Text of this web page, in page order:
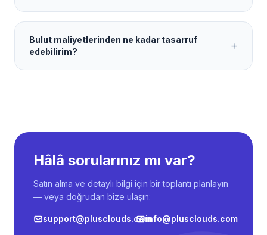
Bulut maliyetlerinden ne kadar tasarruf
edebilirim?
+
Hâlâ sorularınız mı var?
Satın alma ve detaylı bilgi için bir toplantı planlayın
— veya doğrudan bize ulaşın:
support@plusclouds.cominfo@plusclouds.com